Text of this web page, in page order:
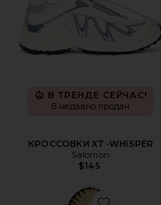
В ТРЕНДЕ СЕЙЧАС!
8 недавно продан
КРОССОВКИ XT-WHISPER
Salomon
$145